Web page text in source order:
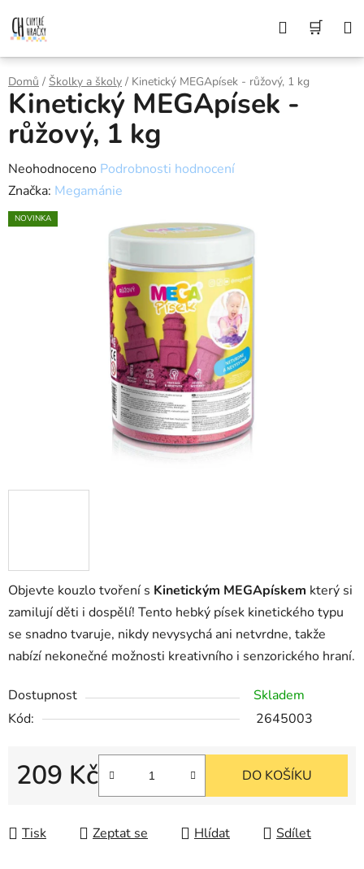
na
obsah
Z DŮVODU DOVOLENÉ BUDEME VAŠE
OBJEDNÁVKY ODESÍLAT AŽ 10. 8. DĚKUJEME
ZA POCHOPENÍ A PŘEJEME KRÁSNÉ LÉTO🌞
Hledat
Domů / Školky a školy / Kinetický MEGApísek - růžový, 1 kg
Objevte kouzlo tvoření s Kinetickým MEGApískem který si
zamilují děti i dospělí! Tento hebký písek kinetického typu
se snadno tvaruje, nikdy nevysychá ani netvrdne, takže
nabízí nekonečné možnosti kreativního i senzorického hraní.
Dostupnost
Skladem
Kód:
2645003
209 Kč DO KOŠÍKU
Tisk Zeptat se Hlídat Sdílet
Kinetický MEGApísek -
růžový, 1 kg
Průměrné
hodnocení
produktu
Neohodnoceno Podrobnosti hodnocení
Značka: Megamánie
NOVINKA